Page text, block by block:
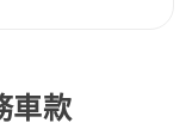
車款